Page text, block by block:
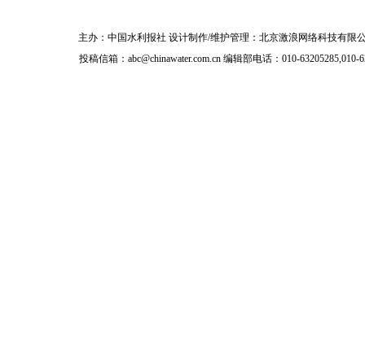
主办： 中国水利报社 设计制作/维护管理：北京激浪网络科技有限
投稿信箱：abc@chinawater.com.cn 编辑部电话：010-63205285,010-